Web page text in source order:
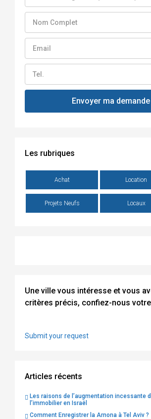
Les rubriques
Achat Location
Projets Neufs Locaux
Une ville vous intéresse et vous
critères précis, confiez-nous
Submit your request
Articles récents
Les raisons de l’augmentation incessante
l’immobilier en Israël
Comment Enregistrer la Arnona à Tel Aviv ?